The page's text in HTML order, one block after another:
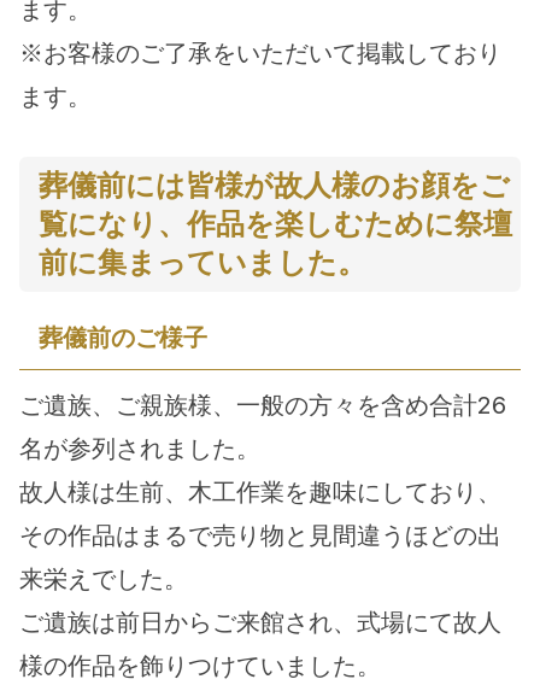
ます。
※お客様のご了承をいただいて掲載しており
ます。
葬儀前には皆様が故人様のお顔をご
覧になり、作品を楽しむために祭壇
前に集まっていました。
葬儀前のご様子
ご遺族、ご親族様、一般の方々を含め合計26
名が参列されました。
故人様は生前、木工作業を趣味にしており、
その作品はまるで売り物と見間違うほどの出
来栄えでした。
ご遺族は前日からご来館され、式場にて故人
様の作品を飾りつけていました。